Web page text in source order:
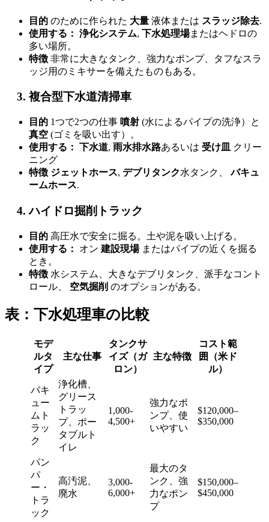
目的 のために作られた 大量 液体または スラッジ除去.
使用する： 浄化システム, 下水処理場またはヘドロの
多い場所。
特徴 非常に大きなタンク、強力なポンプ、タフなスラ
ッジ用のミキサーを備えたものもある。
複合型下水道清掃車
目的 1つで2つの仕事 噴射 (水によるパイプの洗浄）と
真空 (ゴミを吸い出す）。
使用する： 下水道, 雨水排水路あるいは 受け皿 クリー
ニング
特徴 ジェットホース, デブリタンク水タンク、バキュ
ームホース.
ハイドロ掘削トラック
目的 高圧水で安全に掘る。土や泥を吸い上げる。
使用する：
オン 建設現場またはパイプの近くを掘る
とき。
特徴 水システム、大きなデブリタンク、派手なコント
ロール、 空気掘削 のオプションがある。
表：下水処理車の比較
モデ
ルタ
イプ
主な仕事
タンクサ
イズ（ガ
ロン）
主な特徴
コスト範
囲（米ド
ル）
バキ
ュー
ムト
ラッ
ク
浄化槽、
グリース
トラッ
プ、ポー
タブルト
イレ
1,000-
4,500+
強力なポ
ンプ、使
いやすい
$120,000–
$350,000
パン
パ
ー・
トラ
ック
高汚泥、
廃水
3,000-
6,000+
最大のタ
ンク、強
力なポン
プ
$150,000–
$450,000